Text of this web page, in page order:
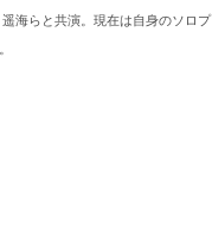
海らと共演。現在は自身のソロプ